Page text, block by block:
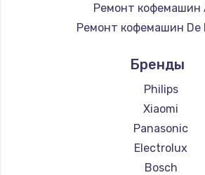
Ремонт кофемашин
Ремонт кофемашин De
Ремонт кофемашин
Ремонт кофемашин
Ремонт кофемашин
Ремонт кофемашин
Ремонт кофемашин La
Ремонт кофемашин
Бренды
Philips
Xiaomi
Panasonic
Electrolux
Bosch